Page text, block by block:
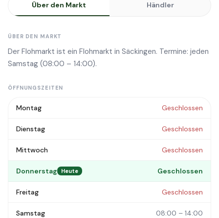
Über den Markt Händler
ÜBER DEN MARKT
Der Flohmarkt ist ein Flohmarkt in Säckingen. Termine: jeden
Samstag (08:00 – 14:00).
ÖFFNUNGSZEITEN
Montag Geschlossen
Dienstag Geschlossen
Mittwoch Geschlossen
Donnerstag Heute Geschlossen
Freitag Geschlossen
Samstag 08:00 – 14:00